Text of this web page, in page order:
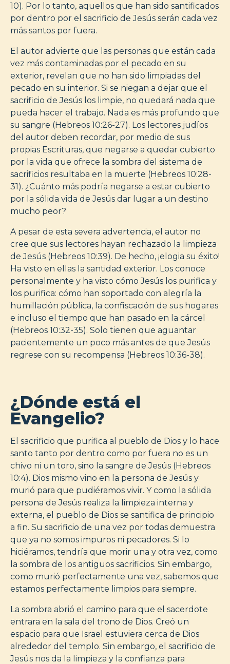
10). Por lo tanto, aquellos que han sido santificados
por dentro por el sacrificio de Jesús serán cada vez
más santos por fuera.
El autor advierte que las personas que están cada
vez más contaminadas por el pecado en su
exterior, revelan que no han sido limpiadas del
pecado en su interior. Si se niegan a dejar que el
sacrificio de Jesús los limpie, no quedará nada que
pueda hacer el trabajo. Nada es más profundo que
su sangre (Hebreos 10:26-27). Los lectores judíos
del autor deben recordar, por medio de sus
propias Escrituras, que negarse a quedar cubierto
por la vida que ofrece la sombra del sistema de
sacrificios resultaba en la muerte (Hebreos 10:28-
31). ¿Cuánto más podría negarse a estar cubierto
por la sólida vida de Jesús dar lugar a un destino
mucho peor?
A pesar de esta severa advertencia, el autor no
cree que sus lectores hayan rechazado la limpieza
de Jesús (Hebreos 10:39). De hecho, ¡elogia su éxito!
Ha visto en ellas la santidad exterior. Los conoce
personalmente y ha visto cómo Jesús los purifica y
los purifica: cómo han soportado con alegría la
humillación pública, la confiscación de sus hogares
e incluso el tiempo que han pasado en la cárcel
(Hebreos 10:32-35). Solo tienen que aguantar
pacientemente un poco más antes de que Jesús
regrese con su recompensa (Hebreos 10:36-38).
¿Dónde está el
Evangelio?
El sacrificio que purifica al pueblo de Dios y lo hace
santo tanto por dentro como por fuera no es un
chivo ni un toro, sino la sangre de Jesús (Hebreos
10:4). Dios mismo vino en la persona de Jesús y
murió para que pudiéramos vivir. Y como la sólida
persona de Jesús realiza la limpieza interna y
externa, el pueblo de Dios se santifica de principio
a fin. Su sacrificio de una vez por todas demuestra
que ya no somos impuros ni pecadores. Si lo
hiciéramos, tendría que morir una y otra vez, como
la sombra de los antiguos sacrificios. Sin embargo,
como murió perfectamente una vez, sabemos que
estamos perfectamente limpios para siempre.
La sombra abrió el camino para que el sacerdote
entrara en la sala del trono de Dios. Creó un
espacio para que Israel estuviera cerca de Dios
alrededor del templo. Sin embargo, el sacrificio de
Jesús nos da la limpieza y la confianza para